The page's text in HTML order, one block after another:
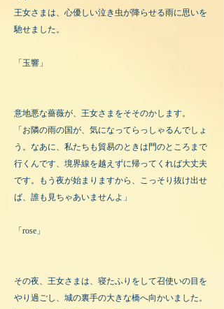
王女さまは、心優しい泣き虫が降らせる雨に思いを
馳せました。
「玉響」
意地悪な薔薇が、王女さまをそそのかします。
「お隣の雨の国が、気になってらっしゃるんでしょ
う。なあに、私たちも貿易のときは門のところまで
行くんです、境界線を越えずに帰ってくれば大丈夫
です。もう夜が始まりますから、こっそり抜け出せ
ば、誰も見ちゃあいませんよ」
「rose」
その夜、王女さまは、寝たふりをして召使いの目を
やり過ごし、城の裏手の大きな橋へ向かいました。